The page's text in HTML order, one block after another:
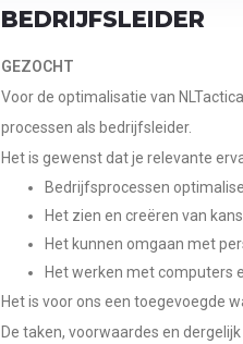
BEDRIJFSLEIDER
GEZOCHT
Voor de optimalisatie van
processen als bedrijfsleider.
Het is gewenst dat je relevante
Bedrijfsprocessen
Het zien en creëren van
Het kunnen omgaan met
Het werken met computers
Het is voor ons een toegevoegde
De taken, voorwaardes en